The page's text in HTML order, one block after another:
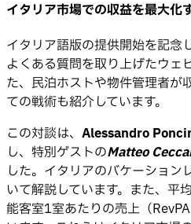
イタリア市場での収益を最大化
イタリア語版の提供開始を記念
よくある質問を取り上げたウェ
た、民泊ホストや物件管理者が
ての戦術も紹介しています。
この対談は、 Alessandro
し、特別ゲストのMatteo
した。イタリアのバケーション
いて解説しています。また、平
能客室1室あたりの売上（